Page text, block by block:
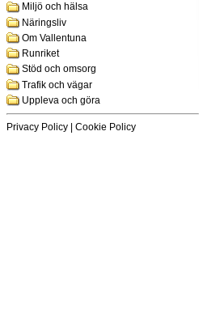
Miljö och hälsa
Näringsliv
Om Vallentuna
Runriket
Stöd och omsorg
Trafik och vägar
Uppleva och göra
Privacy Policy Cookie Policy